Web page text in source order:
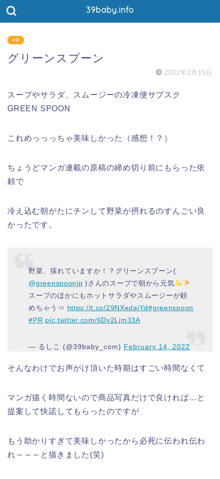
39baby.info
PR
グリーンスプーン
2022年2月15日
スープやサラダ、スムージーの冷凍便サブスク
GREEN SPOON
これめっっっちゃ美味しかった（感想！？）
ちょうどマンガ連載の原稿の締め切り前にもらった依
頼で
冷え込む朝がたにチンして野菜が摂れるのすんごい良
かったです。
野菜、採れていますか！？グリーンスプーン(
@greenspoonjp )さんのスープで朝から元気
スープのほかにもホットサラダやスムージーが頼
めちゃう⇒ https://t.co/29NXedajYd#greenspoon
#PR pic.twitter.com/6Dv2Ljm33A
— るしこ (@39baby_com) February 14, 2022
そんなわけでお声がけ頂いた時期はすごい時間なくて
マンガ描く時間ないので商品写真だけで良ければ…と
提案して快諾してもらったのですが
もう助かりすぎて美味しかったから必死に伝われ伝わ
れ～～～と描きました(笑)